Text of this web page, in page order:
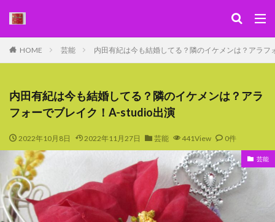
HOME 芸能 内田有紀は今も結婚してる？隣のイケメンは？アラ
内田有紀は今も結婚してる？隣のイケメンは？アラ
フォーでブレイク！A-studio出演
2022年10月8日 2022年11月27日 芸能 441View 0件
芸能
WEB デザイン SEO
カテゴリー
検索